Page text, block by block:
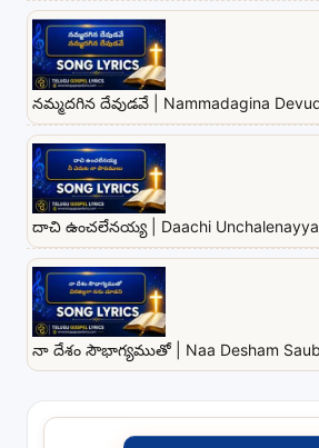
నమ్మదగిన దేవుడవే | Nammadagina
దాచి ఉంచలేనయ్య | Daachi Unchalenayya
నా దేశం సౌభాగ్యముతో | Naa Desham